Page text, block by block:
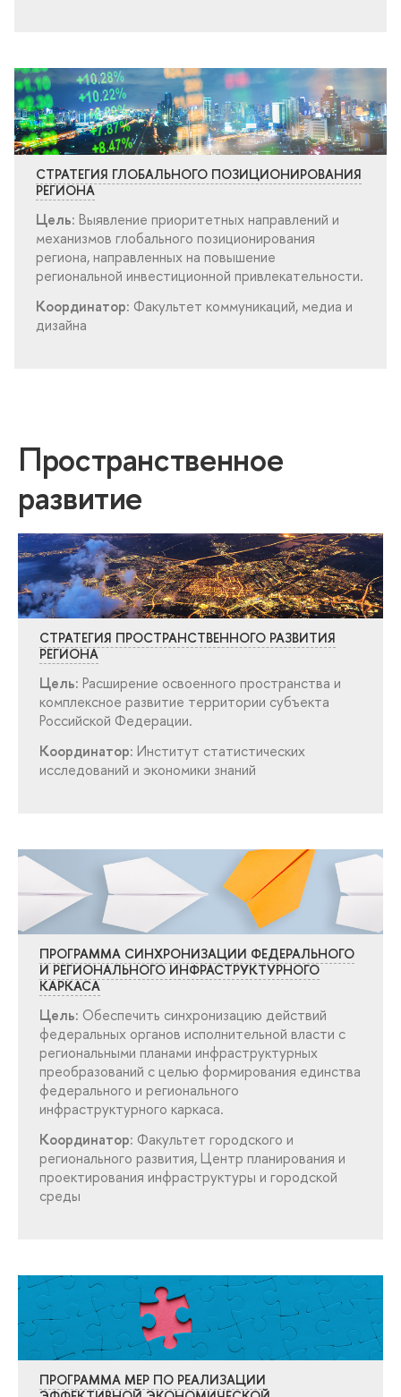
СТРАТЕГИЯ ГЛОБАЛЬНОГО ПОЗИЦИОНИРОВАНИЯ
РЕГИОНА
Цель: ыявление приоритетных направлений и
механизмов глобального позиционирования
региона, направленных на повышение
региональной инвестиционной привлекательности.
Координатор: Факультет коммуникаций, медиа и
дизайна
Пространственное
развитие
СТРАТЕГИЯ ПРОСТРАНСТВЕННОГО РАЗВИТИЯ
РЕГИОНА
Цель: Расширение освоенного пространства и
комплексное развитие территории субъекта
Российской Федерации.
Координатор: Институт статистических
исследований и экономики знаний
ПРОГРАММА СИНХРОНИЗАЦИИ ФЕДЕРАЛЬНОГО
И РЕГИОНАЛЬНОГО ИНФРАСТРУКТУРНОГО
КАРКАСА
Цель: Обеспечить синхронизацию действий
федеральных органов исполнительной власти с
региональными планами инфраструктурных
преобразований c целью формирования единства
федерального и регионального
инфраструктурного каркаса.
Координатор: Факультет городского и
регионального развития, Центр планирования и
проектирования инфраструктуры и городской
среды
ПРОГРАММА МЕР ПО РЕАЛИЗАЦИИ